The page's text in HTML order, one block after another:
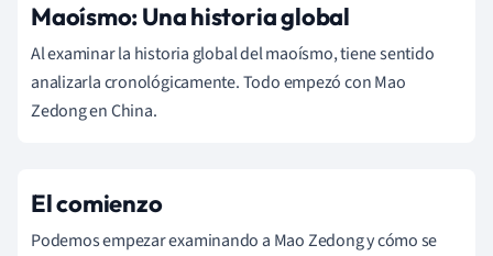
Maoísmo: Una historia global
Al examinar la historia global del maoísmo, tiene sentido
analizarla cronológicamente. Todo empezó con Mao
Zedong en China.
El comienzo
Podemos empezar examinando a Mao Zedong y cómo se